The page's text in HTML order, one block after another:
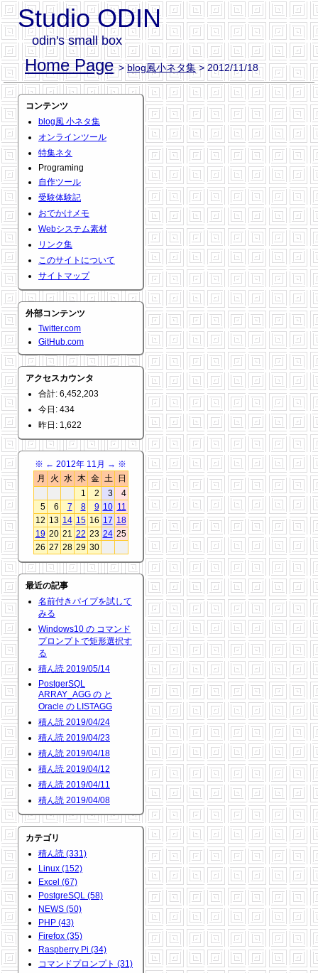
Studio ODIN
odin's small box
Home Page >blog風小ネタ集> 2012/11/18
コンテンツ
blog風 小ネタ集
オンラインツール
特集ネタ
Programing
自作ツール
受験体験記
おでかけメモ
Webシステム素材
リンク集
このサイトについて
サイトマップ
外部コンテンツ
Twitter.com
GitHub.com
アクセスカウンタ
合計: 6,452,203
今日: 434
昨日: 1,622
※ ← 2012年 11月 → ※
月
火 水 木 金 土
日
1
2 3
4
5
6 7 8 9 10 11
12 13 14 15 16 17 18
19 20 21 22 23 24 25
26 27 28 29 30
最近の記事
名前付きパイプを試して
みる
Windows10 の コマンド
プロンプトで矩形選択す
る
積ん読 2019/05/14
PostgerSQL
ARRAY_AGG の と
Oracle の LISTAGG
積ん読 2019/04/24
積ん読 2019/04/23
積ん読 2019/04/18
積ん読 2019/04/12
積ん読 2019/04/11
積ん読 2019/04/08
カテゴリ
積ん読 (331)
Linux (152)
Excel (67)
PostgreSQL (58)
NEWS (50)
PHP (43)
Firefox (35)
Raspberry Pi (34)
コマンドプロンプト (31)